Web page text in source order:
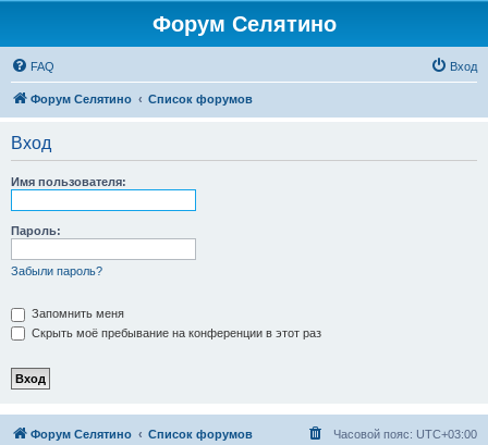
Форум Селятино
FAQ Вход
Форум Селятино Список форумов
Вход
Имя пользователя:
Пароль:
Забыли пароль?
Запомнить меня
Скрыть моё пребывание на конференции в этот раз
Форум Селятино Список форумов Часовой пояс: UTC+03:00